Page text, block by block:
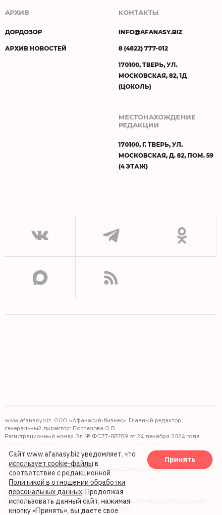
АРХИВ
ДОРДОЗОР
АРХИВ НОВОСТЕЙ
КОНТАКТЫ
INFO@AFANASY.BIZ
8 (4822) 777-012
170100, ТВЕРЬ, УЛ.
МОСКОВСКАЯ, 82, 1Д
(ЦОКОЛЬ)
МЕСТОНАХОЖДЕНИЕ
РЕДАКЦИИ
170100, Г. ТВЕРЬ, УЛ.
МОСКОВСКАЯ, Д. 82, ПОМ. 59
(4 ЭТАЖ)
www.afanasy.biz. ООО «Афанасий-бизнес». Главный редактор,
генеральный директор: Поспелова О.В.
Регистрационный номер Эл № ФС77-88789 от 24 декабря 2024 года
Выдано: Федеральная служба по надзору в сфере связи,
информационных технологий и массовых коммуникаций (Роскомнадзор).
Правопреемником АО "Афанасий-бизнес" является ООО "Афанасий-
бизнес"
Политика обработки файлов cookie
Политика в отношении обработки персональных данных и реализации
требований к защите персональных данных
Сайт www.afanasy.biz уведомляет, что
использует cookie-файлы в
соответствие с редакционной
Политикой в отношении обработки
персональных данных. Продолжая
использовать данный сайт, нажимая
кнопку «Принять», вы даете свое
Принять